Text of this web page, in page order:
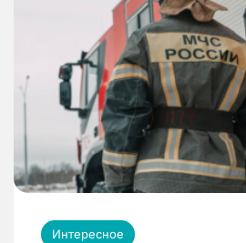
Интересное